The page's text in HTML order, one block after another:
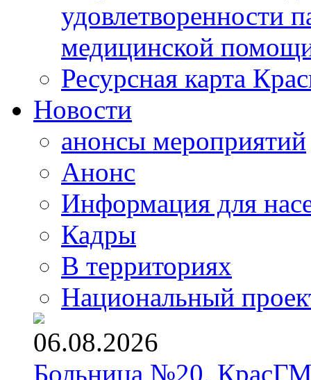
удовлетворенности
медицинской
Ресурсная карта
Новости
анонсы мероприятий
Анонс
Информация для
Кадры
В территориях
Национальный
06.08.2026
Больница №20,